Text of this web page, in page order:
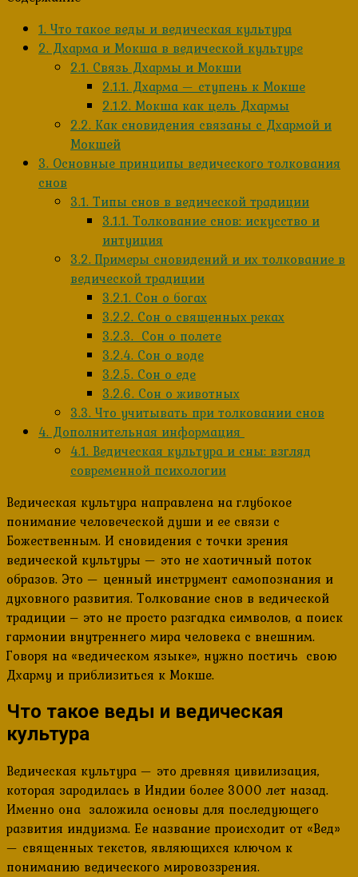
1. Что такое веды и ведическая культура
2. Дхарма и Мокша в ведической культуре
2.1. Связь Дхармы и Мокши
2.1.1. Дхарма — ступень к Мокше
2.1.2. Мокша как цель Дхармы
2.2. Как сновидения связаны с Дхармой и
Мокшей
3. Основные принципы ведического толкования
снов
3.1. Типы снов в ведической традиции
3.1.1. Толкование снов: искусство и
интуиция
3.2. Примеры сновидений и их толкование в
ведической традиции
3.2.1. Сон о богах
3.2.2. Сон о священных реках
3.2.3. Сон о полете
3.2.4. Сон о воде
3.2.5. Сон о еде
3.2.6. Сон о животных
3.3. Что учитывать при толковании снов
4. Дополнительная информация
4.1. Ведическая культура и сны: взгляд
современной психологии
Ведическая культура направлена на глубокое
понимание человеческой души и ее связи с
Божественным. И сновидения с точки зрения
ведической культуры — это не хаотичный поток
образов. Это — ценный инструмент самопознания и
духовного развития. Толкование снов в ведической
традиции – это не просто разгадка символов, а поиск
гармонии внутреннего мира человека с внешним.
Говоря на «ведическом языке», нужно постичь свою
Дхарму и приблизиться к Мокше.
Что такое веды и ведическая
культура
Ведическая культура — это древняя цивилизация,
которая зародилась в Индии более 3000 лет назад.
Именно она заложила основы для последующего
развития индуизма. Ее название происходит от «Вед»
— священных текстов, являющихся ключом к
пониманию ведического мировоззрения.